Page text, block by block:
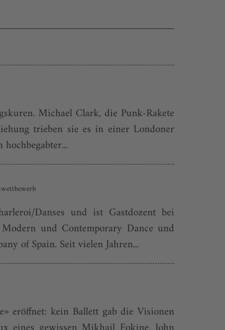
Michael Clark, die Punk-Rakete
trieben sie es in einer Londoner
Danses und ist Gastdozent bei
und Contemporary Dance und
of Spain. Seit vielen Jahren...
eröffnet: kein Ballett gab die Visionen